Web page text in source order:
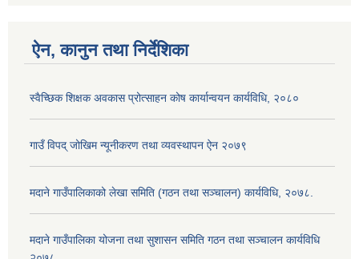
ऐन, कानुन तथा निर्देशिका
स्वैच्छिक शिक्षक अवकास प्रोत्साहन कोष कार्यान्वयन कार्यविधि, २०८०
गाउँ विपद् जोखिम न्यूनीकरण तथा व्यवस्थापन ऐन २०७९
मदाने गाउँपालिकाको लेखा समिति (गठन तथा सञ्चालन) कार्यविधि, २०७८.
मदाने गाउँपालिका योजना तथा सुशासन समिति गठन तथा सञ्चालन कार्यविधि